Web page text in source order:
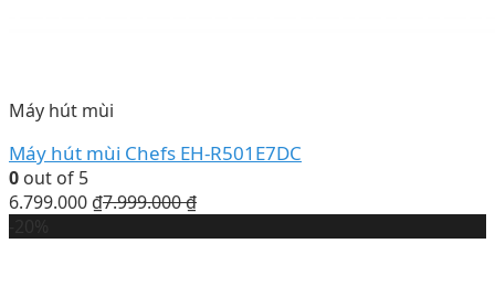
Máy hút mùi
Máy hút mùi Chefs EH-R501E7DC
0 out of 5
6.799.000 ₫7.999.000₫